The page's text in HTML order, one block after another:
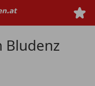
Bludenz